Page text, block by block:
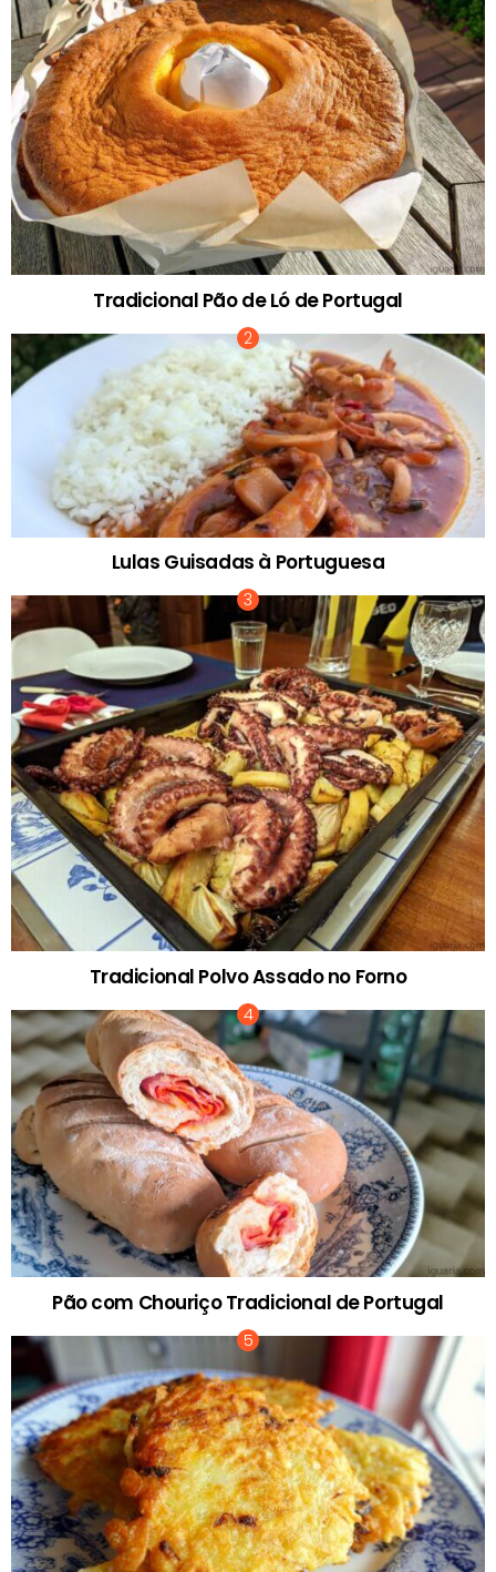
Tradicional Pão de Ló de Portugal
Lulas Guisadas à Portuguesa
Tradicional Polvo Assado no Forno
Pão com Chouriço Tradicional de Portugal